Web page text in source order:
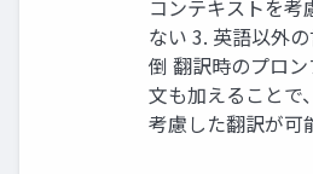
コンテキストを考
ない 3. 英語以外
倒 翻訳時のプロ
文も加えることで
考慮した翻訳が可